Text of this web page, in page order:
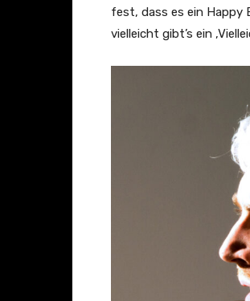
fest, dass es ein Happy
vielleicht gibt’s ein